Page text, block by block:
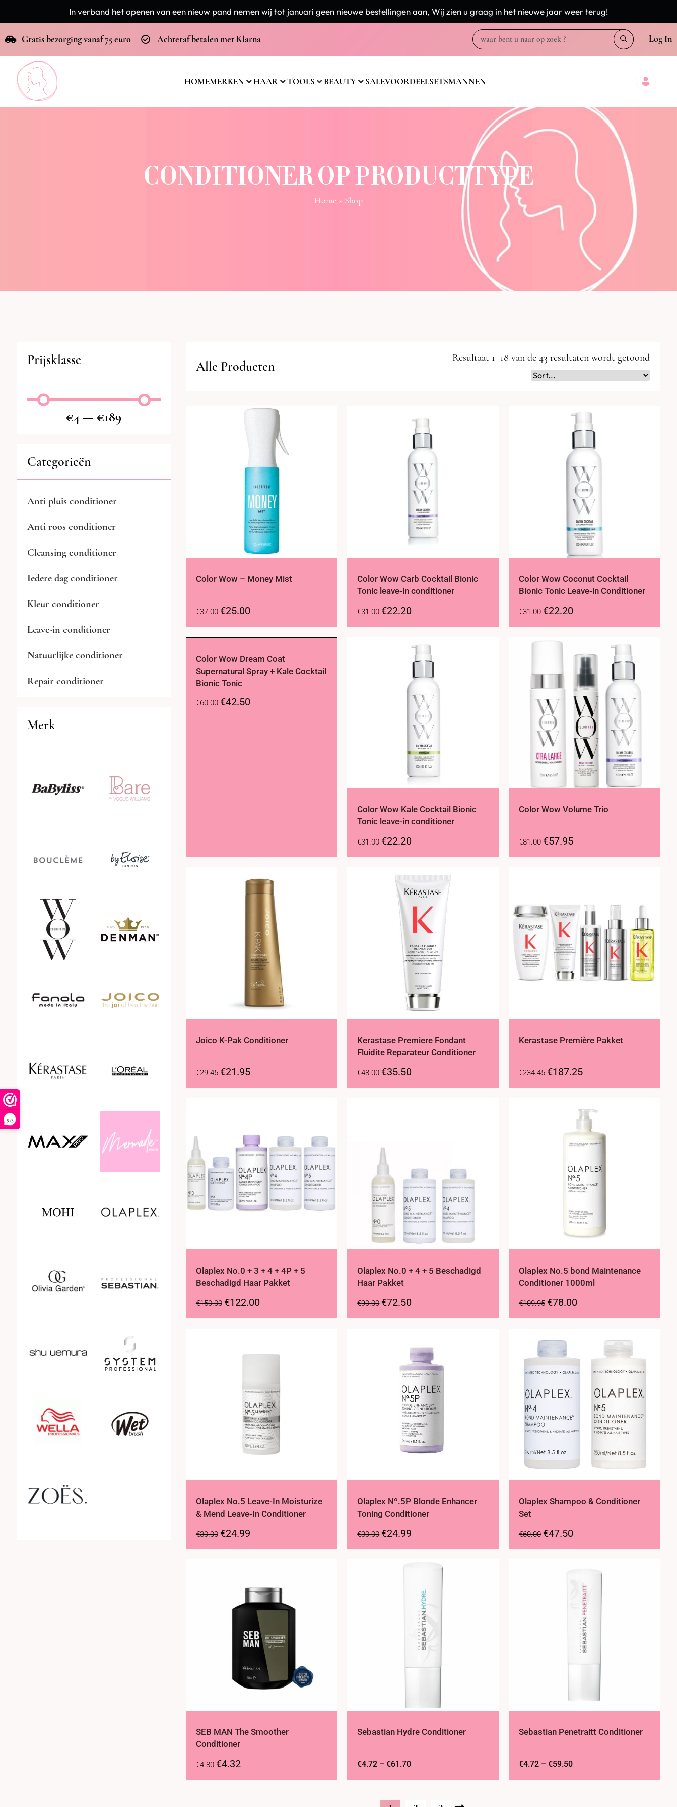
9,3
In verband het openen van een nieuw pand nemen wij tot januari geen nieuwe bestellingen aan, Wij zien u graag in het nieuwe jaar weer terug!
Gratis bezorging vanaf 75 euro Achteraf betalen met Klarna Log In
HOMEMERKEN HAAR TOOLS BEAUTY SALEVOORDEELSETSMANNEN
CONDITIONER OP PRODUCTTYPE
Home » Shop
Prijsklasse
€4 — €189
Categorieën
Anti pluis conditioner
Anti roos conditioner
Cleansing conditioner
Iedere dag conditioner
Kleur conditioner
Leave-in conditioner
Natuurlijke conditioner
Repair conditioner
Zilver conditioner
Merk
Alle Producten
Resultaat 1–18 van de 43 resultaten wordt getoond
Color Wow – Money Mist
€37.00 €25.00
Color Wow Carb Cocktail Bionic
Tonic leave-in conditioner
€31.00 €22.20
Color Wow Coconut Cocktail
Bionic Tonic Leave-in Conditioner
€31.00 €22.20
Color Wow Dream Coat
Supernatural Spray + Kale Cocktail
Bionic Tonic
€60.00 €42.50
Color Wow Kale Cocktail Bionic
Tonic leave-in conditioner
€31.00 €22.20
Color Wow Volume Trio
€81.00 €57.95
Joico K-Pak Conditioner
€29.45 €21.95
Kerastase Premiere Fondant
Fluidite Reparateur Conditioner
€48.00 €35.50
Kerastase Première Pakket
€234.45 €187.25
Olaplex No.0 + 3 + 4 + 4P + 5
Beschadigd Haar Pakket
€150.00 €122.00
Olaplex No.0 + 4 + 5 Beschadigd
Haar Pakket
€90.00 €72.50
Olaplex No.5 bond Maintenance
Conditioner 1000ml
€109.95 €78.00
Olaplex No.5 Leave-In Moisturize
& Mend Leave-In Conditioner
€30.00 €24.99
Olaplex Nº.5P Blonde Enhancer
Toning Conditioner
€30.00 €24.99
Olaplex Shampoo & Conditioner
Set
€60.00 €47.50
SEB MAN The Smoother
Conditioner
€4.80 €4.32
Sebastian Hydre Conditioner
€4.72 –€61.70
Sebastian Penetraitt Conditioner
€4.72– €59.50